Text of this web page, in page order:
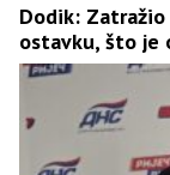
Dodik:
ostavku, što je